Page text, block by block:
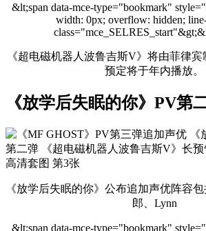
&lt;span data-mce-type="bookmark"
width: 0px; overflow: hidden;
class="mce_SELRES_start"&gt;
《超电磁机器人波鲁吉斯V》将由菲律宾
预定将于年内播放。
《放学后失眠的你》PV第
《放学后失眠的你》公布追加声优阵容
郎、Lynn
&lt;span data-mce-type="bookmark"